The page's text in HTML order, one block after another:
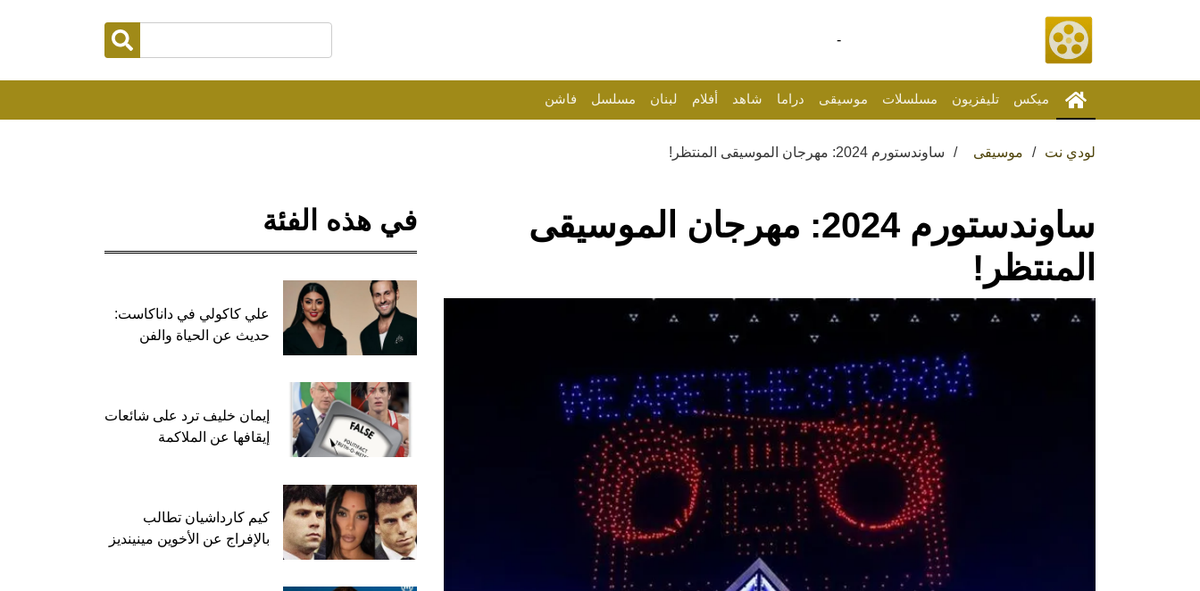
-
ميكس تليفزيون مسلسلات موسيقى دراما شاهد أفلام لبنان مسلسل فاشن
لودي نت موسيقى ساوندستورم 2024: مهرجان الموسيقى المنتظر!
ساوندستورم 2024: مهرجان الموسيقى
المنتظر!
في هذه الفئة
علي كاكولي في داناكاست:
حديث عن الحياة والفن
إيمان خليف ترد على شائعات
إيقافها عن الملاكمة
كيم كارداشيان تطالب
بالإفراج عن الأخوين مينينديز